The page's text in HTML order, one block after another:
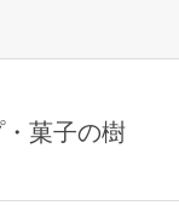
菓子の樹